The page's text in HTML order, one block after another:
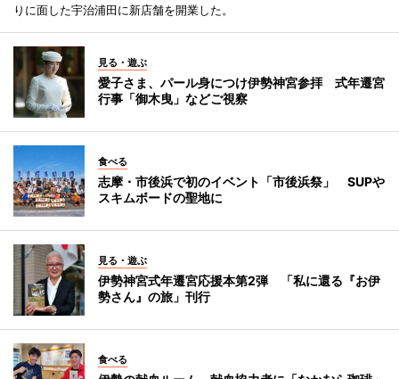
りに面した宇治浦田に新店舗を開業した。
見る・遊ぶ
愛子さま、パール身につけ伊勢神宮参拝 式年遷宮
行事「御木曳」などご視察
食べる
志摩・市後浜で初のイベント「市後浜祭」 SUPや
スキムボードの聖地に
見る・遊ぶ
伊勢神宮式年遷宮応援本第2弾 「私に還る『お伊
勢さん』の旅」刊行
食べる